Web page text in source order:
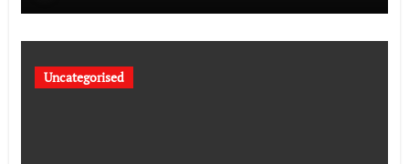
Uncategorised